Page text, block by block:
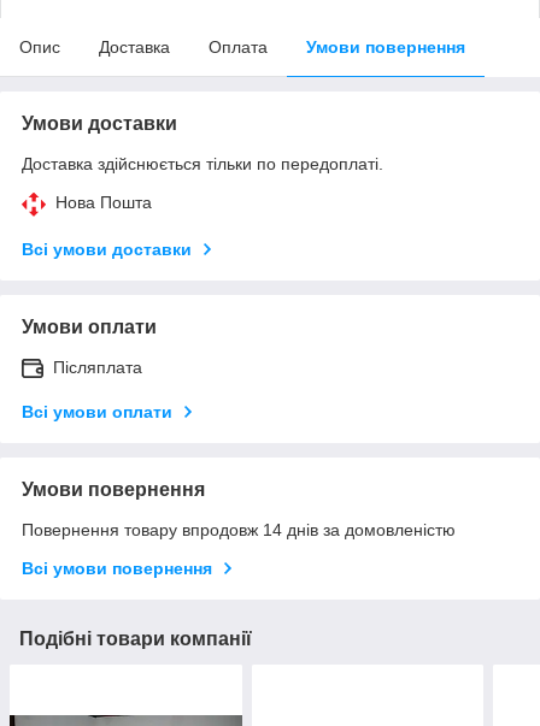
Опис Доставка Оплата Умови повернення
Умови доставки
Доставка здійснюється тільки по передоплаті.
Нова Пошта
Всі умови доставки
Умови оплати
Післяплата
Всі умови оплати
Умови повернення
Повернення товару впродовж 14 днів за домовленістю
Всі умови повернення
Подібні товари компанії